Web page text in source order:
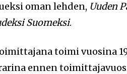
oman lehden, Uuden
Suomeksi.
toimi vuosina
ennen